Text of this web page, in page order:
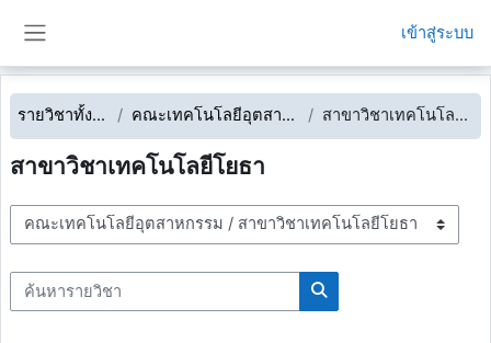
เข้าสู่ระบบ
รายวิชาทั้งหมด คณะเทคโนโลยีอุตสาหกรรม สาขาวิชาเทคโนโลยีโยธา
สาขาวิชาเทคโนโลยีโยธา
ประเภทของรายวิชา
ค้นหารายวิชา
ค้นหารายวิชา